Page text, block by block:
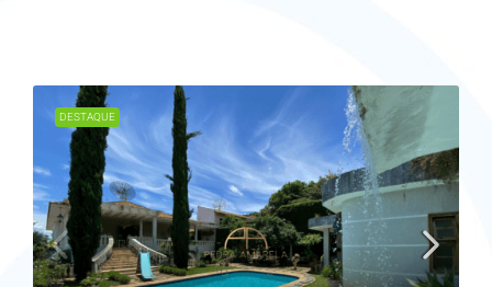
DESTAQUE